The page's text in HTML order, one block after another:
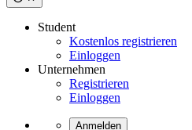
Student
Kostenlos registrieren
Einloggen
Unternehmen
Registrieren
Einloggen
Anmelden